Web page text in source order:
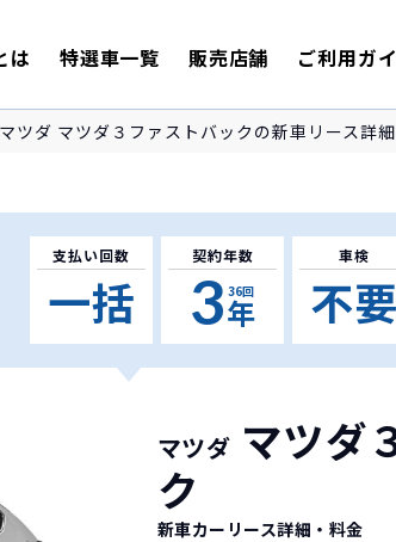
は 特選車一覧 販売店舗 ご利用ガ
マツダ マツダ３ファストバックの新車リース詳
支払い回数
一括
契約年数
3年
36回
車検
不要
マツダ マツダ
ク
新車カーリース詳細 ・料金